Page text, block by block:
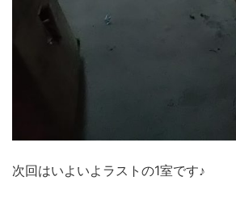
次回はいよいよラストの1室です♪